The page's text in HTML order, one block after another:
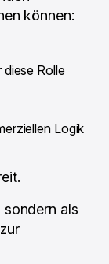
können:
Rolle
Logik
als